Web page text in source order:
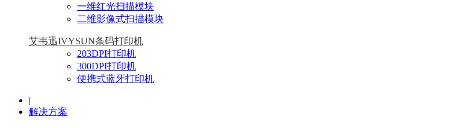
一维红光扫描模块
二维影像式扫描模块
艾韦迅IVYSUN条码打印机
203DPI打印机
300DPI打印机
便携式蓝牙打印机
|
解决方案